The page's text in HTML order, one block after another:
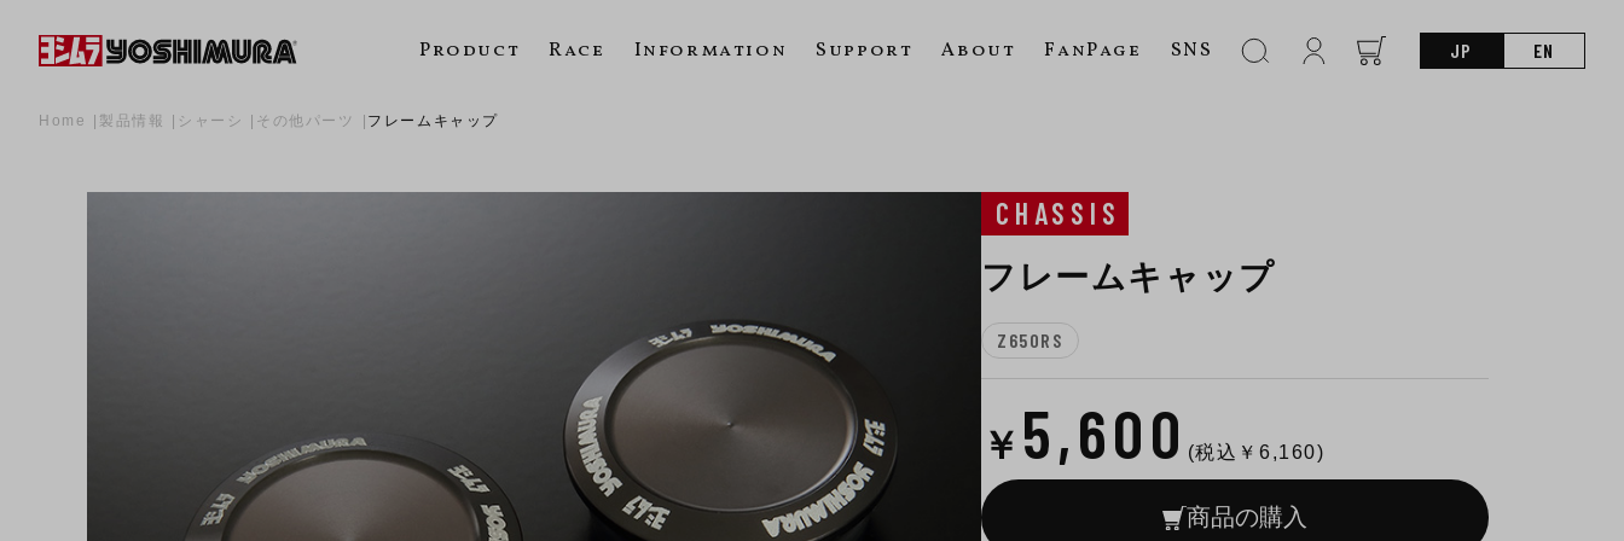
Product Race Information Support About FanPage SNS JP EN
Home 製品情報 シャーシ その他パーツ フレームキャップ
CHASSIS
フレームキャップ
Z650RS
￥ 5,600 (税込￥6,160)
商品の購入